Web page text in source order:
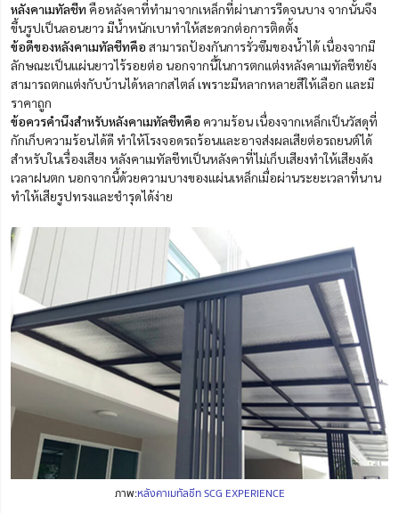
หลังคาเมทัลชีท คือหลังคาที่ทำมาจากเหล็กที่ผ่านการรีดจนบาง จากนั้นจึง
ขึ้นรูปเป็นลอนยาว มีน้ำหนักเบาทำให้สะดวกต่อการติดตั้ง
ข้อดีของหลังคาเมทัลชีทคือ สามารถป้องกันการรั่วซึมของน้ำได้ เนื่องจากมี
ลักษณะเป็นแผ่นยาวไร้รอยต่อ นอกจากนี้ในการตกแต่งหลังคาเมทัลชีทยัง
สามารถตกแต่งกับบ้านได้หลากสไตล์ เพราะมีหลากหลายสีให้เลือก และมี
ราคาถูก
ข้อควรคำนึงสำหรับหลังคาเมทัลชีทคือ ความร้อน เนื่องจากเหล็กเป็นวัสดุที่
กักเก็บความร้อนได้ดี ทำให้โรงจอดรถร้อนและอาจส่งผลเสียต่อรถยนต์ได้
สำหรับในเรื่องเสียง หลังคาเมทัลชีทเป็นหลังคาที่ไม่เก็บเสียงทำให้เสียงดัง
เวลาฝนตก นอกจากนี้ด้วยความบางของแผ่นเหล็กเมื่อผ่านระยะเวลาที่นาน
ทำให้เสียรูปทรงและชำรุดได้ง่าย
ภาพ:หลังคาเมทัลชีท SCG EXPERIENCE